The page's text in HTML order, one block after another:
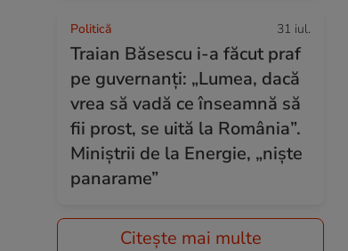
Politică 31 iul.
Traian Băsescu i-a făcut praf
pe guvernanți: „Lumea, dacă
vrea să vadă ce înseamnă să
fii prost, se uită la România”.
Miniștrii de la Energie, „niște
panarame”
Citește mai multe